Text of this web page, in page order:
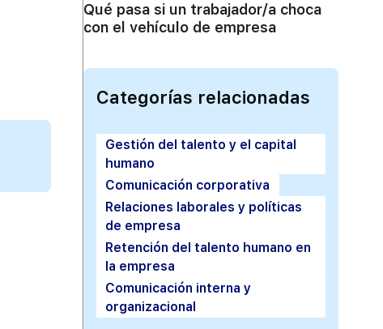
Qué pasa si un trabajador/a choca
con el vehículo de empresa
Categorías relacionadas
Gestión del talento y el capital
humano
Comunicación corporativa
Relaciones laborales y políticas
de empresa
Retención del talento humano en
la empresa
Comunicación interna y
organizacional